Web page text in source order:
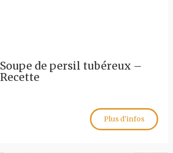
Soupe de persil tubéreux –
Recette
Plus d'infos